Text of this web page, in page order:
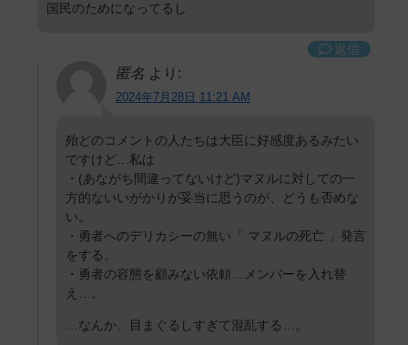
国民のためになってるし
返信
匿名 より:
2024年7月28日 11:21 AM
殆どのコメントの人たちは大臣に好感度あるみたい
ですけど…私は
・(あながち間違ってないけど)マヌルに対しての一
方的ないいがかりが妥当に思うのが、どうも否めな
い。
・勇者へのデリカシーの無い「 マヌルの死亡 」発言
をする。
・勇者の容態を顧みない依頼…メンバーを入れ替
え…。
…なんか、目まぐるしすぎて混乱する…。